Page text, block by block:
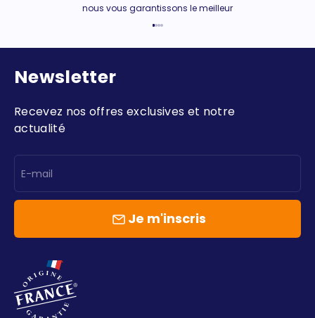
nous vous garantissons le meilleur
Newsletter
Recevez nos offres exclusives et notre
actualité
E-mail
Je m'inscris